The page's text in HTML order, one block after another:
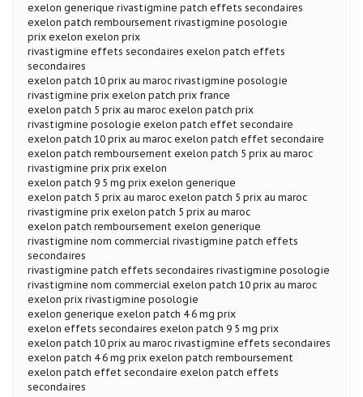
exelon generique rivastigmine patch effets secondaires
exelon patch remboursement rivastigmine posologie
prix exelon exelon prix
rivastigmine effets secondaires exelon patch effets
secondaires
exelon patch 10 prix au maroc rivastigmine posologie
rivastigmine prix exelon patch prix france
exelon patch 5 prix au maroc exelon patch prix
rivastigmine posologie exelon patch effet secondaire
exelon patch 10 prix au maroc exelon patch effet secondaire
exelon patch remboursement exelon patch 5 prix au maroc
rivastigmine prix prix exelon
exelon patch 9 5 mg prix exelon generique
exelon patch 5 prix au maroc exelon patch 5 prix au maroc
rivastigmine prix exelon patch 5 prix au maroc
exelon patch remboursement exelon generique
rivastigmine nom commercial rivastigmine patch effets
secondaires
rivastigmine patch effets secondaires rivastigmine posologie
rivastigmine nom commercial exelon patch 10 prix au maroc
exelon prix rivastigmine posologie
exelon generique exelon patch 4 6 mg prix
exelon effets secondaires exelon patch 9 5 mg prix
exelon patch 10 prix au maroc rivastigmine effets secondaires
exelon patch 4 6 mg prix exelon patch remboursement
exelon patch effet secondaire exelon patch effets
secondaires